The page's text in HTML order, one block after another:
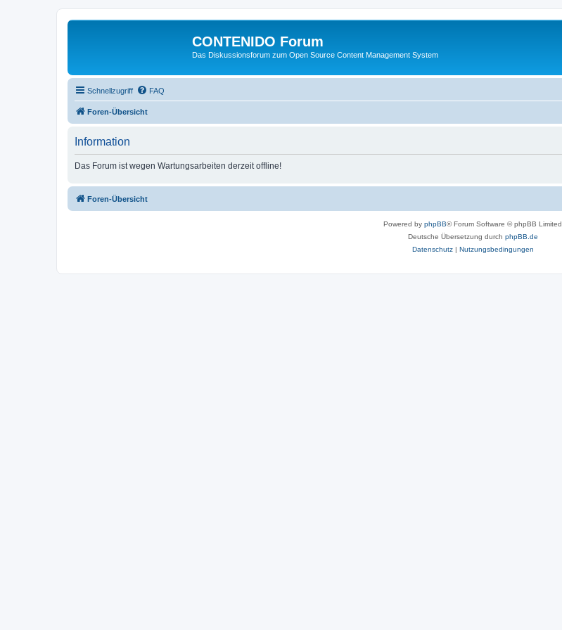
CONTENIDO Forum
Das Diskussionsforum zum Open Source Content Management System
Schnellzugriff FAQ
Foren-Übersicht
Information
Das Forum ist wegen Wartungsarbeiten derzeit offline!
Foren-Übersicht
Powered by phpBB® Forum Software © phpBB Limited
Deutsche Übersetzung durch phpBB.de
Datenschutz| Nutzungsbedingungen